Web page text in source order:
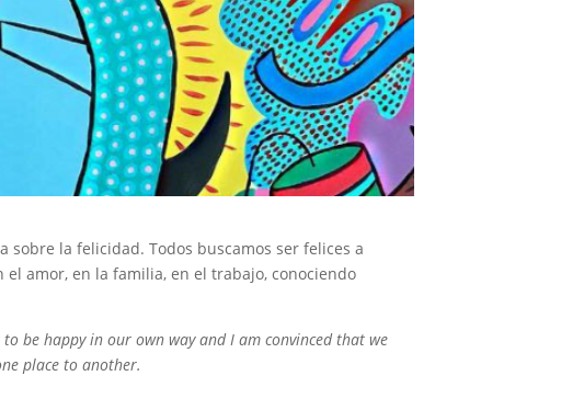
sobre la felicidad. Todos buscamos ser felices a
amor, en la familia, en el trabajo, conociendo
be happy in our own way and I am convinced that we
place to another.